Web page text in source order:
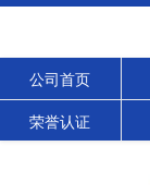
公司首页
荣誉认证